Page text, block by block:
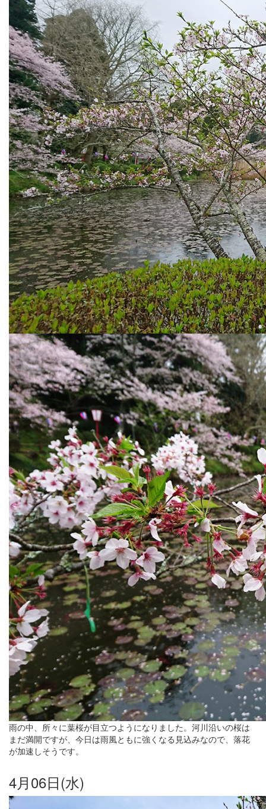
雨の中、所々に葉桜が目立つようになりました。河川沿いの桜は
まだ満開ですが、今日は雨風ともに強くなる見込みなので、落花
が加速しそうです。
4月06日(水)